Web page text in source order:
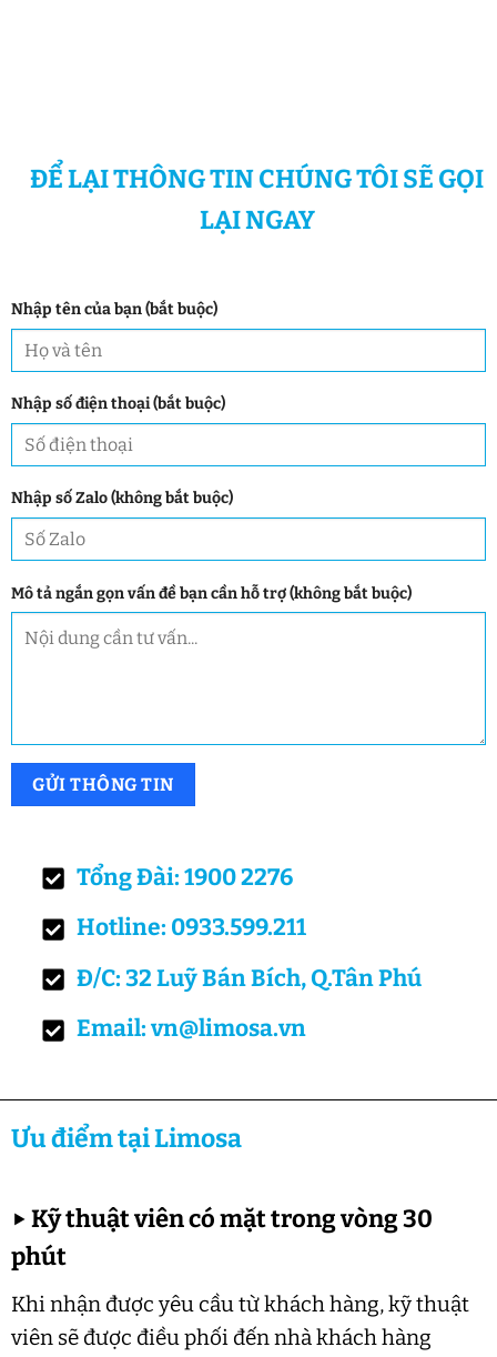
ĐỂ LẠI THÔNG TIN CHÚNG TÔI SẼ GỌI
LẠI NGAY
Nhập tên của bạn (bắt buộc)
Nhập số điện thoại (bắt buộc)
Nhập số Zalo (không bắt buộc)
Mô tả ngắn gọn vấn đề bạn cần hỗ trợ (không bắt buộc)
Tổng Đài: 1900 2276
Hotline: 0933.599.211
Đ/C: 32 Luỹ Bán Bích, Q.Tân Phú
Email: vn@limosa.vn
Ưu điểm tại Limosa
▶Kỹ thuật viên có mặt trong vòng 30
phút
Khi nhận được yêu cầu từ khách hàng, kỹ thuật
viên sẽ được điều phối đến nhà khách hàng